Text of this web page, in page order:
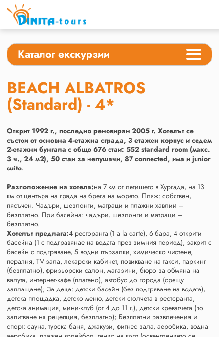
Каталог екскурзии
BEACH ALBATROS
(Standard) - 4*
Открит 1992 г., последно реновиран 2005 г. Хотелът се
състои от основна 4-етажна сграда, 3 етажен корпус и седем
2-етажни бунгала с общо 676 стаи: 552 standard room (макс.
3 ч., 24 м2), 50 стаи за непушачи, 87 connected, има и junior
suite.
Разположение на хотела:на 7 км от летището в Хургада, на 13
км от центъра на града на брега на морето. Плаж: собствен,
пясъчен. Чадъри, шезлонги, матраци и плажни хавлии –
безплатно. При басейна: чадъри, шезлонги и матраци –
безплатно.
Хотелът предлага:4 ресторанта (1 a la carte), 6 бара, 4 открити
басейна (1 с подгравянае на водата през зимния период), закрит с
басейн с подгряване, 5 водни пързалки, химическо чистене,
пералня, ТV зала, лекарски кабинет, повикване на такси, паркинг
(безплатно), фризьорски салон, магазини, бюро за обмяна на
валута, интернет-кафе (платено), автобус до города (срещу
заплащане); За деца: детски басейн (без подгряване на водата),
детска площадка, детско меню, детски столчета в ресторанта,
детска анимация, мини-клуб (от 4 до 11 г.), детски креватчета (по
запитване на рецепция, безплатно); Безплатни развлечения и
спорт: сауна, турска баня, джакузи, фитнес зала, аеробика, водна